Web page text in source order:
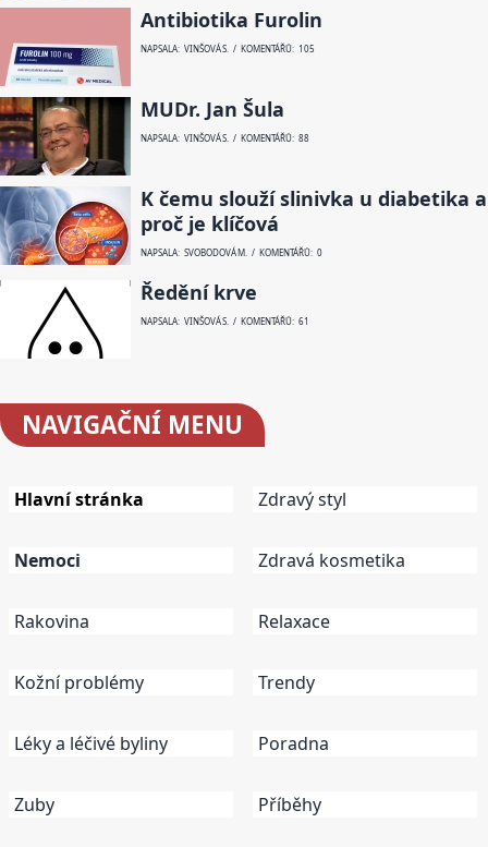
Antibiotika Furolin
NAPSALA: VINŠOVÁ S. / KOMENTÁŘŮ: 105
MUDr. Jan Šula
NAPSALA: VINŠOVÁ S. / KOMENTÁŘŮ: 88
K čemu slouží slinivka u diabetika a
proč je klíčová
NAPSALA: SVOBODOVÁ M. / KOMENTÁŘŮ: 0
Ředění krve
NAPSALA: VINŠOVÁ S. / KOMENTÁŘŮ: 61
NAVIGAČNÍ MENU
Hlavní stránka
Nemoci
Rakovina
Kožní problémy
Léky a léčivé byliny
Zuby
Zdravý styl
Zdravá kosmetika
Relaxace
Trendy
Poradna
Příběhy